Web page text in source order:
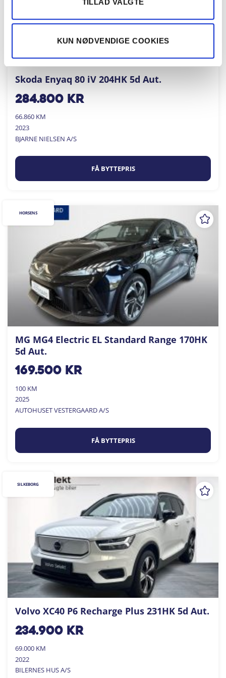
KUN NØDVENDIGE COOKIES
Skoda Enyaq 80 iV 204HK 5d Aut.
284.800kr
66.860 KM
2023
BJARNE NIELSEN A/S
FÅ BYTTEPRIS
MG MG4 Electric EL Standard Range 170HK
5d Aut.
169.500kr
100 KM
2025
AUTOHUSET VESTERGAARD A/S
FÅ BYTTEPRIS
HORSENS
Volvo XC40 P6 Recharge Plus 231HK 5d Aut.
234.900kr
69.000 KM
2022
BILERNES HUS A/S
SILKEBORG